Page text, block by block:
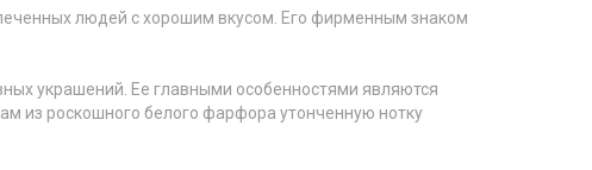
людей с хорошим вкусом. Его фирменным знаком
украшений. Ее главными особенностями являются
из роскошного белого фарфора утонченную нотку